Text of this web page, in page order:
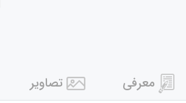
معرفی تصاویر